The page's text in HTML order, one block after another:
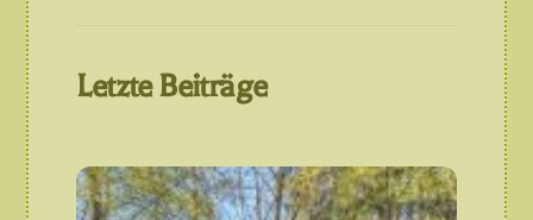
Letzte Beiträge